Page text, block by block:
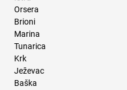
Orsera
Brioni
Marina
Tunarica
Krk
Ježevac
Baška